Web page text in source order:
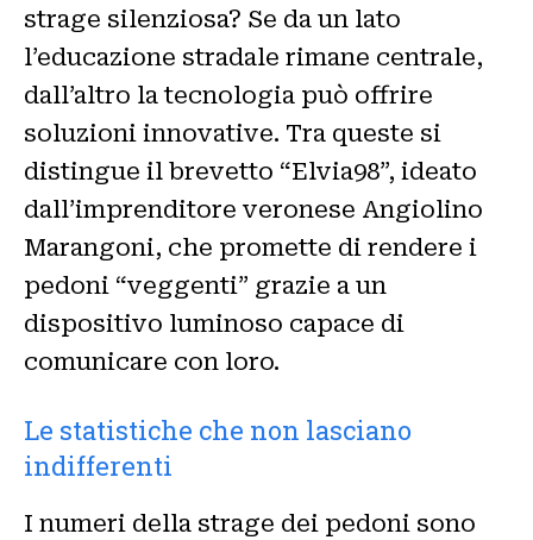
strage silenziosa? Se da un lato
l’educazione stradale rimane centrale,
dall’altro la tecnologia può offrire
soluzioni innovative. Tra queste si
distingue il brevetto “Elvia98”, ideato
dall’imprenditore veronese Angiolino
Marangoni, che promette di rendere i
pedoni “veggenti” grazie a un
dispositivo luminoso capace di
comunicare con loro.
Le statistiche che non lasciano
indifferenti
I numeri della strage dei pedoni sono